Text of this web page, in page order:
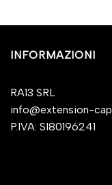
INFORMAZIONI
RA13 SRL
info@extension-
P.IVA: SI80196241